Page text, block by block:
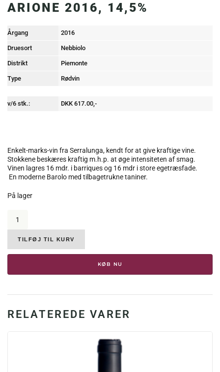
ARIONE 2016, 14,5%
Årgang 2016
Druesort Nebbiolo
Distrikt Piemonte
Type Rødvin
v/6 stk.: DKK 617.00,-
Enkelt-marks-vin fra Serralunga, kendt for at give kraftige vine.
Stokkene beskæres kraftig m.h.p. at øge intensiteten af smag.
Vinen lagres 16 mdr. i barriques og 16 mdr i store egetræsfade.
En moderne Barolo med tilbagetrukne taniner.
På lager
Boglietti,
Barolo
Arione
2016,
14,5%
TILFØJ TIL KURV
KØB NU
RELATEREDE VARER